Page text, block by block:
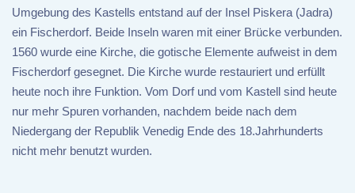
Umgebung des Kastells entstand auf der Insel Piskera (Jadra)
ein Fischerdorf. Beide Inseln waren mit einer Brücke verbunden.
1560 wurde eine Kirche, die gotische Elemente aufweist in dem
Fischerdorf gesegnet. Die Kirche wurde restauriert und erfüllt
heute noch ihre Funktion. Vom Dorf und vom Kastell sind heute
nur mehr Spuren vorhanden, nachdem beide nach dem
Niedergang der Republik Venedig Ende des 18.Jahrhunderts
nicht mehr benutzt wurden.